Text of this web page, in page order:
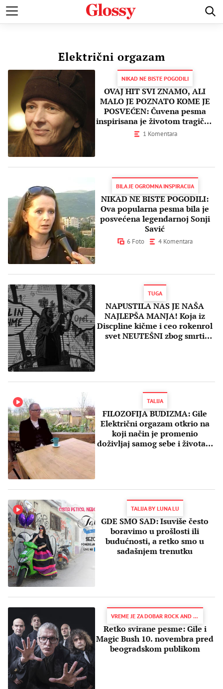
POZNATI MODA I LEPOTA ZDRAVI I SREĆNI LJUBAV
Električni orgazam
NIKAD NE BISTE POGODILI
OVAJ HIT SVI ZNAMO, ALI
MALO JE POZNATO KOME JE
POSVEĆEN: Čuvena pesma
inspirisana je životom tragično
preminule glumice
1 Komentara
BILA JE OGROMNA INSPIRACIJA
NIKAD NE BISTE POGODILI:
Ova popularna pesma bila je
posvećena legendarnoj Sonji
Savić
6 Foto 4 Komentara
TUGA
NAPUSTILA NAS JE NAŠA
NAJLEPŠA MANJA! Koja iz
Discpline kičme i ceo rokenrol
svet NEUTEŠNI zbog smrti
TALIJA
FILOZOFIJA BUDIZMA: Gile
Električni orgazam otkrio na
koji način je promenio
doživljaj samog sebe i života u
TALIJA BY LUNA LU
GDE SMO SAD: Isuviše često
boravimo u prošlosti ili
budućnosti, a retko smo u
sadašnjem trenutku
VREME JE ZA DOBAR ROCK AND ROLL
Retko svirane pesme: Gile i
Magic Bush 10. novembra pred
beogradskom publikom